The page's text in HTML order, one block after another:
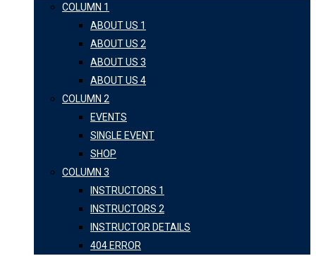
COLUMN 1
ABOUT US 1
ABOUT US 2
ABOUT US 3
ABOUT US 4
COLUMN 2
EVENTS
SINGLE EVENT
SHOP
COLUMN 3
INSTRUCTORS 1
INSTRUCTORS 2
INSTRUCTOR DETAILS
404 ERROR